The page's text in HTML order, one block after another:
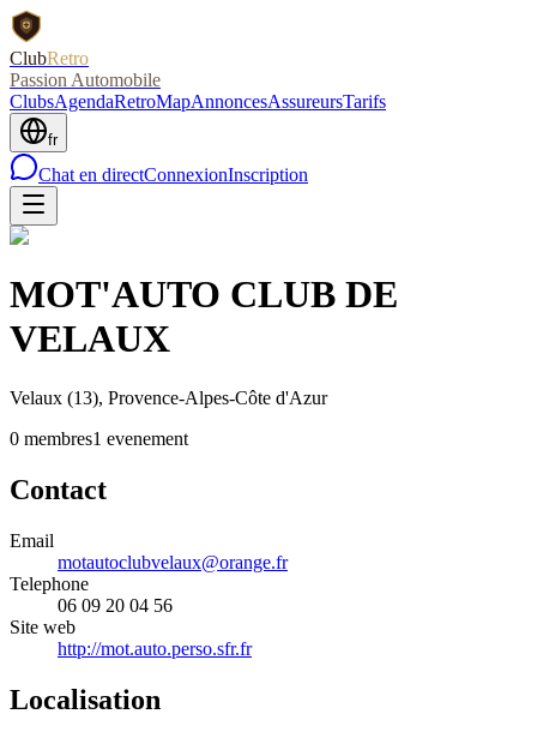
ClubRetro
Passion Automobile
ClubsAgendaRetroMapAnnoncesAssureursTarifs
fr
Chat en directConnexionInscription
MOT'AUTO CLUB DE
VELAUX
Velaux (13), Provence-Alpes-Côte d'Azur
0 membres1 evenement
Contact
Email
motautoclubvelaux@orange.fr
Telephone
06 09 20 04 56
Site web
http://mot.auto.perso.sfr.fr
Localisation